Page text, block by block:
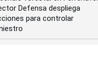
Defensa despliega
para controlar